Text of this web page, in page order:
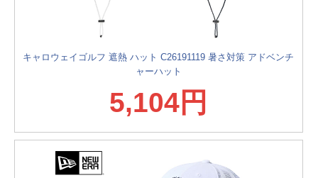
キャロウェイゴルフ 遮熱 ハット C26191119 暑さ対策 アドベンチ
ャーハット
5,104円